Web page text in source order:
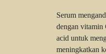
Serum
dengan vitamin
acid untuk
meningkatkan